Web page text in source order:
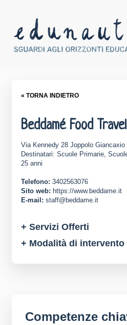
« TORNA INDIETRO
Beddamé Food
Via Kennedy 28 Joppolo
Destinatari: Scuole Primarie,
25 anni
Telefono: 3402563076
Sito web: https://www.beddame.it
E-mail: staff@beddame.it
+ Servizi Offerti
+ Modalità di
Competenze